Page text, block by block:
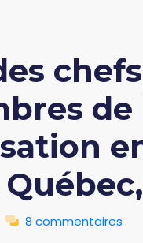
8 commentaires